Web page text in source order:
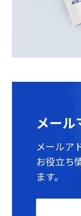
メール
メールア
お役立ち
ます。